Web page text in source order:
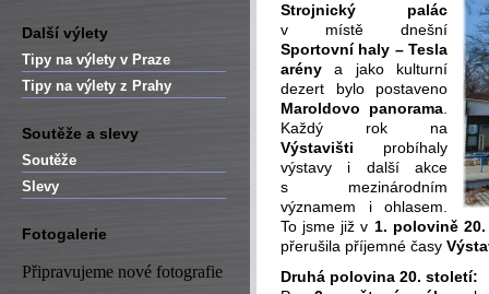
Další výlety
Tipy na výlety v Praze
Tipy na výlety z Prahy
Soutěže a slevy
Soutěže
Slevy
Fotogalerie
Připravujeme nové fotografie
Strojnický palác
v místě dnešní
Sportovní haly – Tesla
arény a jako kulturní
dezert bylo postaveno
Maroldovo panorama
Každý rok na
Výstavišti probíhaly
výstavy i další akce
s mezinárodním
významem i ohlasem.
To jsme již v 1. polovině 20.
přerušila příjemné časy
Druhá polovina 20. století: